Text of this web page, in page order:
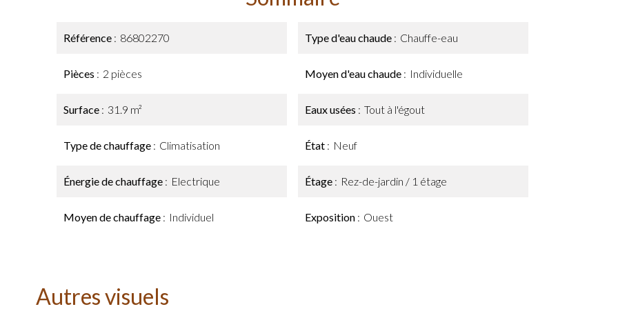
Référence 86802270
Pièces 2 pièces
Surface 31.9 m²
Type de chauffage Climatisation
Énergie de chauffage Electrique
Moyen de chauffage Individuel
Type d'eau chaude Chauffe-eau
Moyen d'eau chaude Individuelle
Eaux usées Tout à l'égout
État Neuf
Étage Rez-de-jardin / 1 étage
Exposition Ouest
Autres visuels